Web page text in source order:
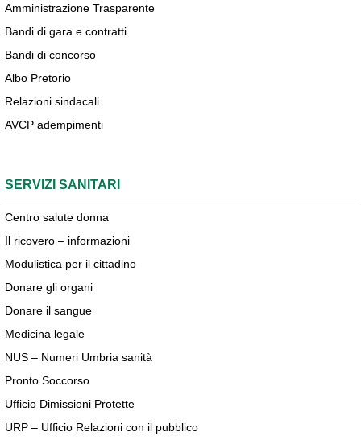
Amministrazione Trasparente
Bandi di gara e contratti
Bandi di concorso
Albo Pretorio
Relazioni sindacali
AVCP adempimenti
SERVIZI SANITARI
Centro salute donna
Il ricovero – informazioni
Modulistica per il cittadino
Donare gli organi
Donare il sangue
Medicina legale
NUS – Numeri Umbria sanità
Pronto Soccorso
Ufficio Dimissioni Protette
URP – Ufficio Relazioni con il pubblico